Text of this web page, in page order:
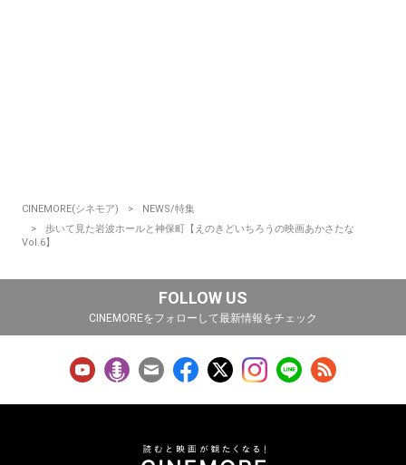
CINEMORE(シネモア)
NEWS/特集
歩いて見た岩波ホールと神保町【えのきどいちろうの映画あかさたな
Vol.6】
FOLLOW US
CINEMOREをフォローして最新情報をチェック